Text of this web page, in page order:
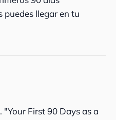
puedes llegar en tu
First 90 Days as a